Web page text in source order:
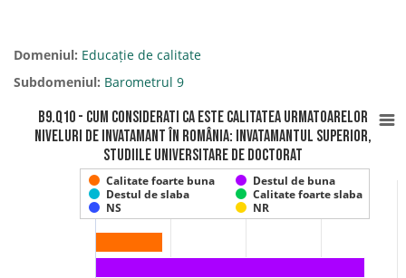
Domeniul: Educație de calitate
Subdomeniul: Barometrul 9
B9.Q10 - Cum considerati ca este calitatea urmatoarelor
niveluri de invatamant în România: invatamantul superior,
studiile universitare de doctorat
Calitate foarte buna
Destul de buna
Destul de slaba
Calitate foarte slaba
NS
NR